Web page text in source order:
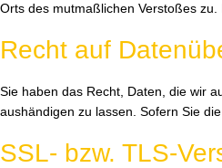
Orts des mutmaßlichen Verstoßes
Recht auf
Sie haben das Recht, Daten, die wir
aushändigen zu lassen. Sofern Sie
SSL- bzw. TLS-